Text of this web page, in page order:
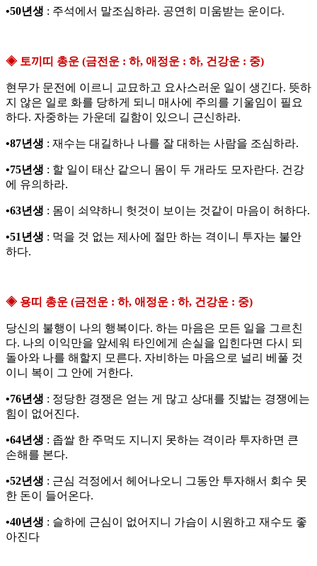
•50년생 : 주석에서 말조심하라. 공연히 미움받는 운이다.
◈ 토끼띠 총운 (금전운 : 하, 애정운 : 하, 건강운 : 중)
현무가 문전에 이르니 교묘하고 요사스러운 일이 생긴다. 뜻하
지 않은 일로 화를 당하게 되니 매사에 주의를 기울임이 필요
하다. 자중하는 가운데 길함이 있으니 근신하라.
•87년생 : 재수는 대길하나 나를 잘 대하는 사람을 조심하라.
•75년생 : 할 일이 태산 같으니 몸이 두 개라도 모자란다. 건강
에 유의하라.
•63년생 : 몸이 쇠약하니 헛것이 보이는 것같이 마음이 허하다.
•51년생 : 먹을 것 없는 제사에 절만 하는 격이니 투자는 불안
하다.
◈ 용띠 총운 (금전운 : 하, 애정운 : 하, 건강운 : 중)
당신의 불행이 나의 행복이다. 하는 마음은 모든 일을 그르친
다. 나의 이익만을 앞세워 타인에게 손실을 입힌다면 다시 되
돌아와 나를 해할지 모른다. 자비하는 마음으로 널리 베풀 것
이니 복이 그 안에 거한다.
•76년생 : 정당한 경쟁은 얻는 게 많고 상대를 짓밟는 경쟁에는
힘이 없어진다.
•64년생 : 좁쌀 한 주먹도 지니지 못하는 격이라 투자하면 큰
손해를 본다.
•52년생 : 근심 걱정에서 헤어나오니 그동안 투자해서 회수 못
한 돈이 들어온다.
•40년생 : 슬하에 근심이 없어지니 가슴이 시원하고 재수도 좋
아진다